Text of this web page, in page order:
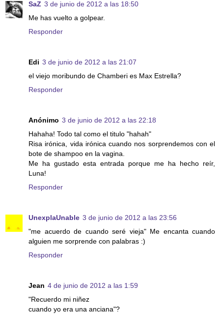
SaZ 3 de junio de 2012 a las 18:50
Me has vuelto a golpear.
Responder
Edi 3 de junio de 2012 a las 21:07
el viejo moribundo de Chamberi es Max Estrella?
Responder
Anónimo 3 de junio de 2012 a las 22:18
Hahaha! Todo tal como el titulo "hahah"
Risa irónica, vida irónica cuando nos sorprendemos con el
bote de shampoo en la vagina.
Me ha gustado esta entrada porque me ha hecho reír,
Luna!
Responder
UnexplaUnable 3 de junio de 2012 a las 23:56
"me acuerdo de cuando seré vieja" Me encanta cuando
alguien me sorprende con palabras :)
Responder
Jean 4 de junio de 2012 a las 1:59
"Recuerdo mi niñez
cuando yo era una anciana"?